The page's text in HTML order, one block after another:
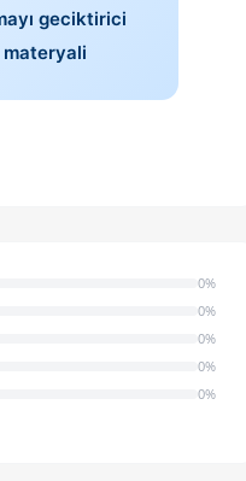
geciktirici
0%
0%
0%
0%
0%